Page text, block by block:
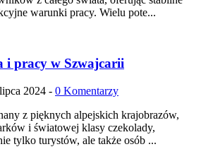
warunki pracy. Wielu pote...
i pracy w Szwajcarii
2024 - 0 Komentarzy
z pięknych alpejskich krajobrazów,
i światowej klasy czekolady,
tylko turystów, ale także osób ...